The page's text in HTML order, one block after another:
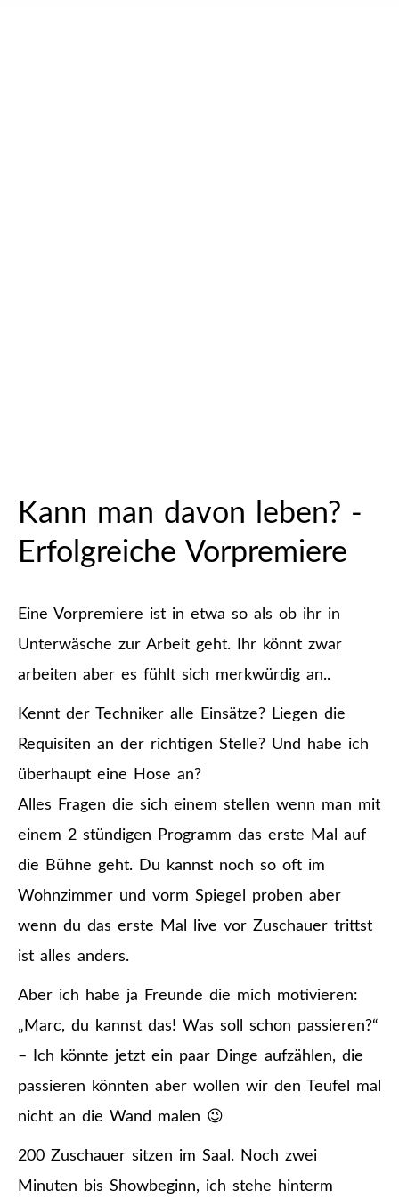
Kann man davon leben? -
Erfolgreiche Vorpremiere
Eine Vorpremiere ist in etwa so als ob ihr in
Unterwäsche zur Arbeit geht. Ihr könnt zwar
arbeiten aber es fühlt sich merkwürdig an..
Kennt der Techniker alle Einsätze? Liegen die
Requisiten an der richtigen Stelle? Und habe ich
überhaupt eine Hose an?
Alles Fragen die sich einem stellen wenn man mit
einem 2 stündigen Programm das erste Mal auf
die Bühne geht. Du kannst noch so oft im
Wohnzimmer und vorm Spiegel proben aber
wenn du das erste Mal live vor Zuschauer trittst
ist alles anders.
Aber ich habe ja Freunde die mich motivieren:
„Marc, du kannst das! Was soll schon passieren?“
– Ich könnte jetzt ein paar Dinge aufzählen, die
passieren könnten aber wollen wir den Teufel mal
nicht an die Wand malen 😉
200 Zuschauer sitzen im Saal. Noch zwei
Minuten bis Showbeginn, ich stehe hinterm